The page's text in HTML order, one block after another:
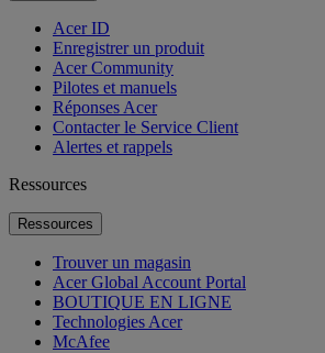
Acer ID
Enregistrer un produit
Acer Community
Pilotes et manuels
Réponses Acer
Contacter le Service Client
Alertes et rappels
Ressources
Ressources
Trouver un magasin
Acer Global Account Portal
BOUTIQUE EN LIGNE
Technologies Acer
McAfee